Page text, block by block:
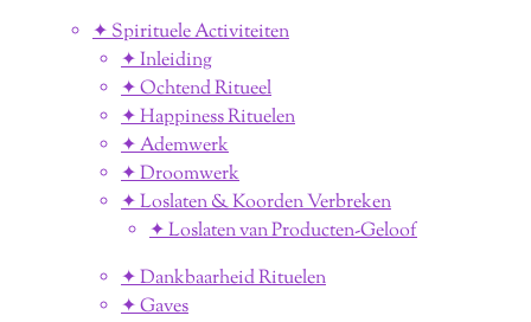
✦ Spirituele Activiteiten
✦ Inleiding
✦ Ochtend Ritueel
✦ Happiness Rituelen
✦ Ademwerk
✦ Droomwerk
✦ Loslaten & Koorden Verbreken
✦ Loslaten van Producten-Geloof
✦ Dankbaarheid Rituelen
✦ Gaves